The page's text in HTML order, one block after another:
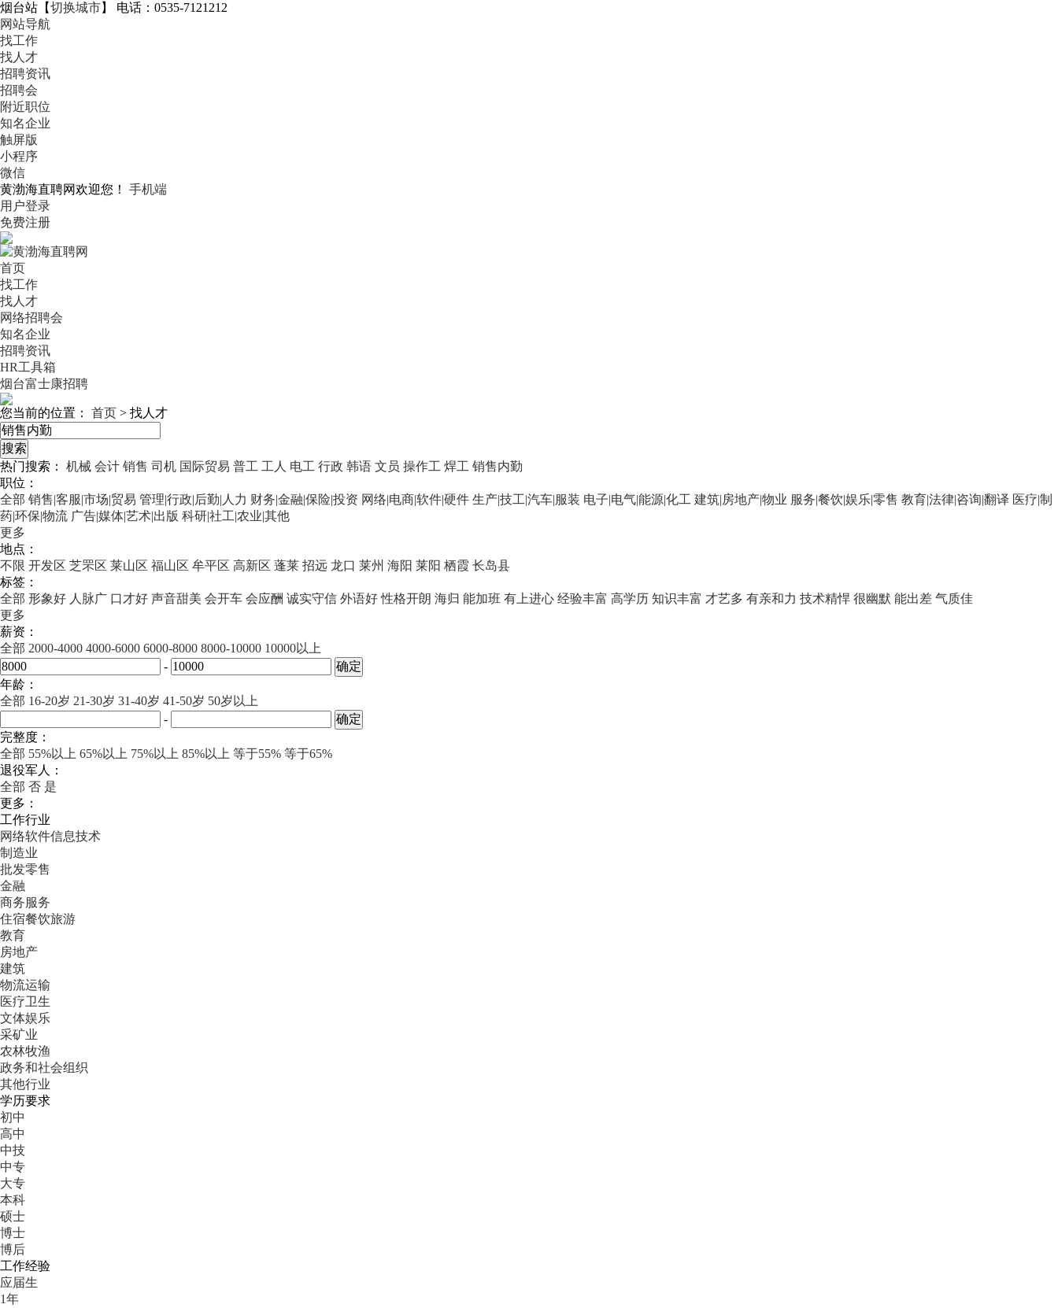
烟台站 【切换城市】
电话：0535-7121212
网站导航
找工作
找人才
招聘资讯
招聘会
附近职位
知名企业
触屏版
小程序
微信
黄渤海直聘网欢迎您！
手机端
用户登录
免费注册
首页
找工作
找人才
网络招聘会
知名企业
招聘资讯
HR工具箱
烟台富士康招聘
您当前的位置： 首页 > 找人才
热门搜索： 机械 会计 销售 司机 国际贸易 普工 工人 电工 行政 韩语 文员 操作工 焊工 销售内勤
职位：
全部 销售|客服|市场|贸易 管理|行政|后勤|人力 财务|金融|保险|投资 网络|电商|软件|硬件 生产|技工|汽车|服装 电子|电气|能源|化工 建筑|房地产|物业 服务|餐饮|娱乐|零售 教育|法律|咨询|翻译 医疗|制
药|环保|物流 广告|媒体|艺术|出版 科研|社工|农业|其他
更多
地点：
不限 开发区 芝罘区 莱山区 福山区 牟平区 高新区 蓬莱 招远 龙口 莱州 海阳 莱阳 栖霞 长岛县
标签：
全部 形象好 人脉广 口才好 声音甜美 会开车 会应酬 诚实守信 外语好 性格开朗 海归 能加班 有上进心 经验丰富 高学历 知识丰富 才艺多 有亲和力 技术精悍 很幽默 能出差 气质佳
更多
薪资：
全部 2000-4000 4000-6000 6000-8000 8000-10000 10000以上
-
年龄：
全部 16-20岁 21-30岁 31-40岁 41-50岁 50岁以上
-
完整度：
全部 55%以上 65%以上 75%以上 85%以上 等于55% 等于65%
退役军人：
全部 否 是
更多：
工作行业
网络软件信息技术
制造业
批发零售
金融
商务服务
住宿餐饮旅游
教育
房地产
建筑
物流运输
医疗卫生
文体娱乐
采矿业
农林牧渔
政务和社会组织
其他行业
学历要求
初中
高中
中技
中专
大专
本科
硕士
博士
博后
工作经验
应届生
1年